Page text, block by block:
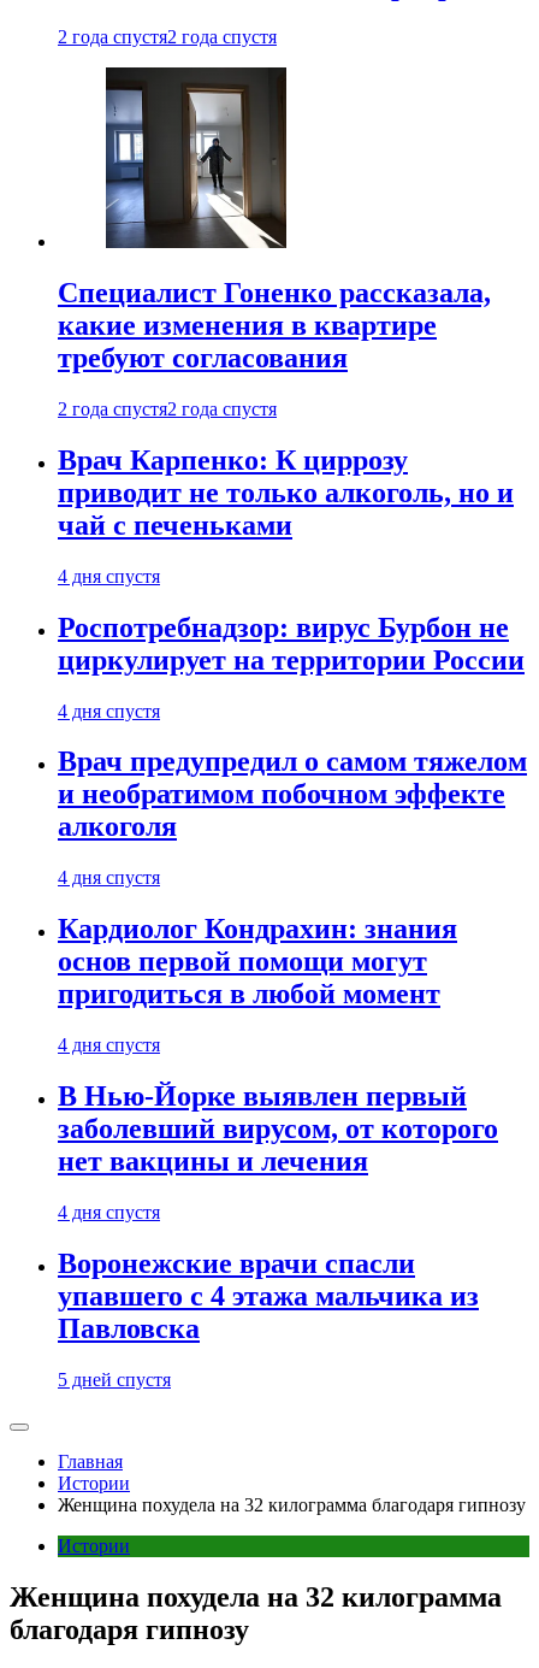
2 года спустя2 года спустя
Специалист Гоненко рассказала,
какие изменения в квартире
требуют согласования
2 года спустя2 года спустя
Врач Карпенко: К циррозу
приводит не только алкоголь, но и
чай с печеньками
4 дня спустя
Роспотребнадзор: вирус Бурбон не
циркулирует на территории России
4 дня спустя
Врач предупредил о самом тяжелом
и необратимом побочном эффекте
алкоголя
4 дня спустя
Кардиолог Кондрахин: знания
основ первой помощи могут
пригодиться в любой момент
4 дня спустя
В Нью-Йорке выявлен первый
заболевший вирусом, от которого
нет вакцины и лечения
4 дня спустя
Воронежские врачи спасли
упавшего с 4 этажа мальчика из
Павловска
5 дней спустя
Главная
Истории
Женщина похудела на 32 килограмма благодаря гипнозу
Истории
Женщина похудела на 32 килограмма
благодаря гипнозу